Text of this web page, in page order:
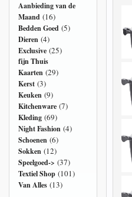
Aanbieding van de
Maand (16)
Bedden Goed (5)
Dieren (4)
Exclusive (25)
fijn Thuis
Kaarten (29)
Kerst (3)
Keuken (9)
Kitchenware (7)
Kleding (69)
Night Fashion (4)
Schoenen (6)
Sokken (12)
Speelgoed-> (37)
Textiel Shop (101)
Van Alles (13)